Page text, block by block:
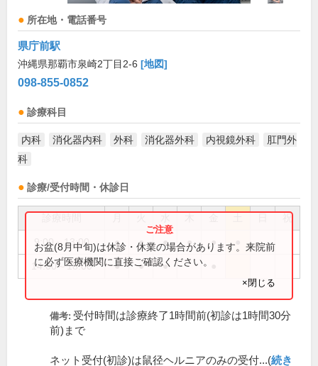
所在地・電話番号
県庁前駅
沖縄県那覇市泉崎2丁目2-6 [地図]
098-855-0852
診療科目
内科 消化器内科 外科 消化器外科 内視鏡外科
肛門外
科
診療/受付時間・休診日
祝
9:00～13:00 ● ● ● ● ●
14:00～18:00 ● ● ●
お盆(8月中旬)は休診・休業の場合があります。来院前
に必ず医療機関に直接ご確認ください。
×閉じる
備考: 受付時間は診療終了1時間前(初診は1時間30分
前)まで
ネット受付(初診)は鼠径ヘルニアのみの受付...(続き